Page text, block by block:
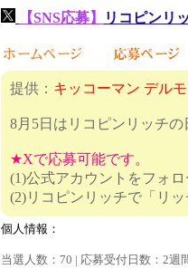
【SNS応募】 リコピンリ
提供： キッコーマン デル
8月5日はリコピンリッチ
★Xで応募可能です。
(1)公式アカウントをフォロ
(2)リコピンリッチ
個人情報：
当選人数：70 | 応募受付日数：2週